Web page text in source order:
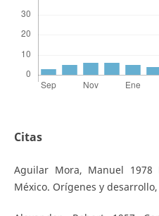
Citas
Aguilar Mora, Manuel
México. Orígenes y